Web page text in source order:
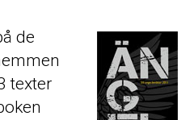
de
texter